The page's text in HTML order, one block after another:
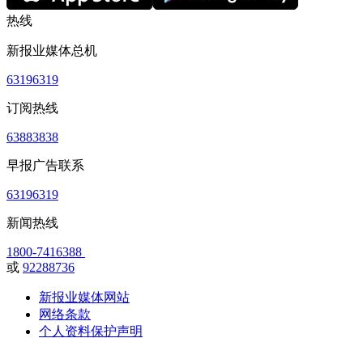
热线
新报业媒体总机
63196319
订阅热线
63883838
早报广告联系
63196319
新闻热线
1800-7416388
或 92288736
新报业媒体网站
网络条款
个人资料保护声明